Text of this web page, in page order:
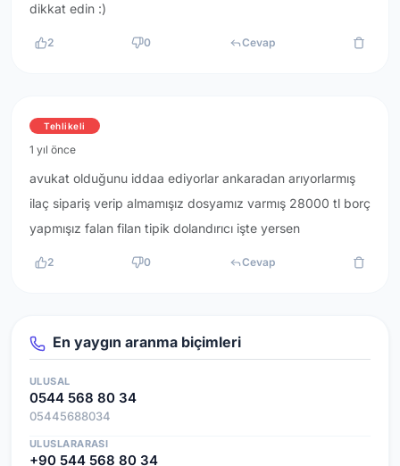
dikkat edin :)
2 0 Cevap
Tehlikeli
1 yıl önce
avukat olduğunu iddaa ediyorlar ankaradan arıyorlarmış
ilaç sipariş verip almamışız dosyamız varmış 28000 tl borç
yapmışız falan filan tipik dolandırıcı işte yersen
2 0 Cevap
En yaygın aranma biçimleri
ULUSAL
0544 568 80 34
05445688034
ULUSLARARASI
+90 544 568 80 34